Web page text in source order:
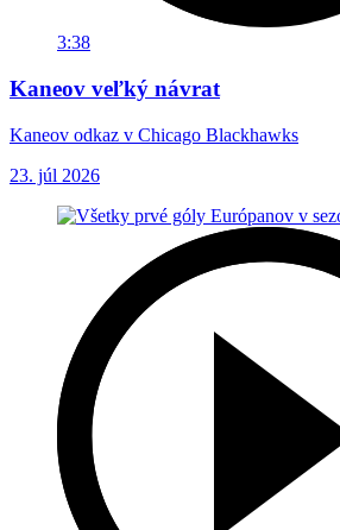
3:38
Kaneov veľký návrat
Kaneov odkaz v Chicago Blackhawks
23. júl 2026